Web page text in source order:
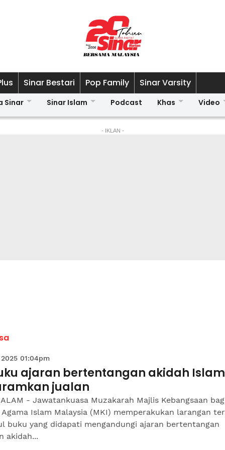
Sinar Bestari Pop Family Sinar Varsity
Sinar Sinar Islam Podcast Khas Video
- IKLAN -
01:04pm
ajaran bertentangan akidah Islam
jualan
- Jawatankuasa Muzakarah Majlis Kebangsaan
Islam Malaysia (MKI) memperakukan larangan
buku yang didapati mengandungi ajaran bertentangan
akidah...